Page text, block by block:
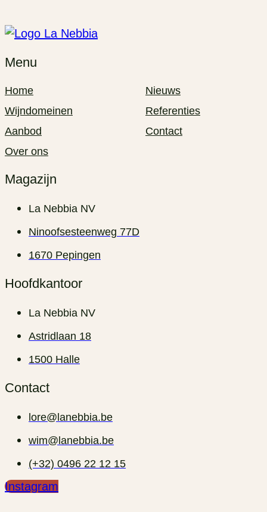
Menu
Home
Wijndomeinen
Aanbod
Over ons
Nieuws
Referenties
Contact
Magazijn
La Nebbia NV
Ninoofsesteenweg 77D
1670 Pepingen
Hoofdkantoor
La Nebbia NV
Astridlaan 18
1500 Halle
Contact
lore@lanebbia.be
wim@lanebbia.be
(+32) 0496 22 12 15‬
Instagram